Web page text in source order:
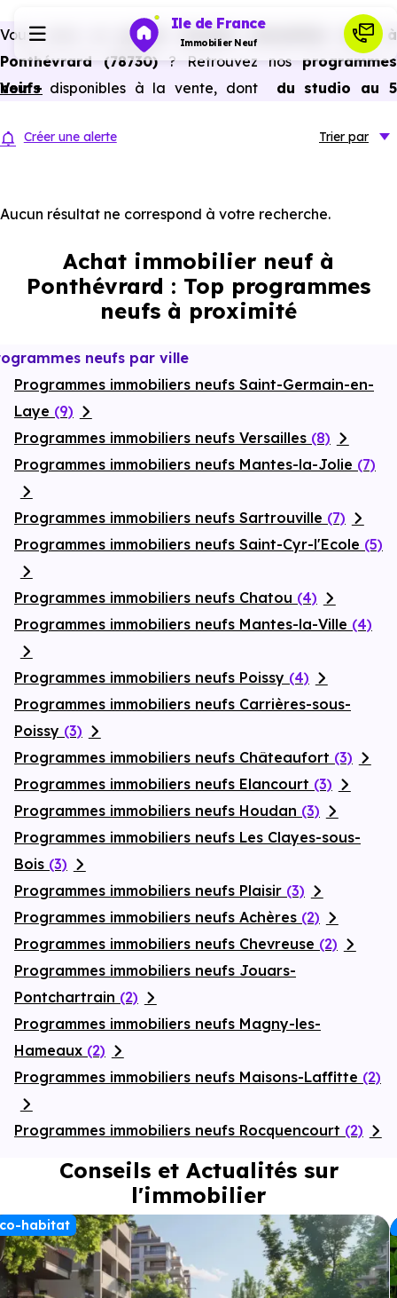
Ile de France
Immobilier Neuf
Investir
Actualités
Financer
Vous avez un
projet d’achat immobilier neuf à
Ponthévrard (78730) ? Retrouvez nos programmes
neufsdisponibles à la vente, dont
du studio au 5
d’agence.
à Ponthévrard (78730), vous pouvez aussi bénéficier des
frais de notaire réduits, bonnes performances
énergétiques, garanties constructeur, etc.
Voir +
Créer une alerte Trier par
Aucun résultat ne correspond à votre recherche.
Achat immobilier neuf à
Ponthévrard : Top programmes
neufs à proximité
neufs par ville
Programmes immobiliers neufs Saint-Germain-en-
Laye (9)
Programmes immobiliers neufs Versailles (8)
Programmes immobiliers neufs Mantes-la-Jolie (7)
Programmes immobiliers neufs Sartrouville (7)
Programmes immobiliers neufs Saint-Cyr-l'Ecole (5)
Programmes immobiliers neufs Chatou (4)
Programmes immobiliers neufs Mantes-la-Ville (4)
Programmes immobiliers neufs Poissy (4)
Programmes immobiliers neufs Carrières-sous-
Poissy (3)
Programmes immobiliers neufs Châteaufort (3)
Programmes immobiliers neufs Elancourt (3)
Programmes immobiliers neufs Houdan (3)
Programmes immobiliers neufs Les Clayes-sous-
Bois (3)
Programmes immobiliers neufs Plaisir (3)
Programmes immobiliers neufs Achères (2)
Programmes immobiliers neufs Chevreuse (2)
Programmes immobiliers neufs Jouars-
Pontchartrain (2)
Programmes immobiliers neufs Magny-les-
Hameaux (2)
Programmes immobiliers neufs Maisons-Laffitte (2)
Programmes immobiliers neufs Rocquencourt (2)
Conseils et Actualités sur
l'immobilier
habitat